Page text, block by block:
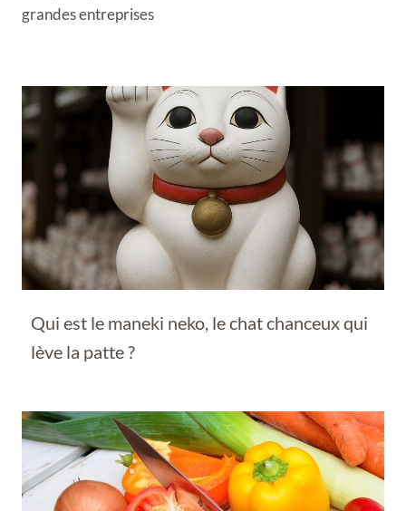
grandes entreprises
Qui est le maneki neko, le chat chanceux qui
lève la patte ?